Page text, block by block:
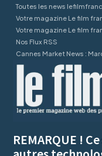
Toutes les news
Votre magazine Le film
Votre magazine Le film
Nos Flux RSS
Cannes Market News :
REMARQUE !